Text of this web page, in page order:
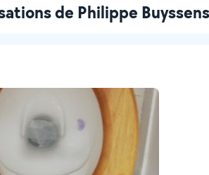
de Philippe Buyssens